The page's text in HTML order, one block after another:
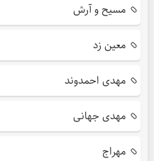
مسیح و آرش
معین زد
مهدی احمدوند
مهدی جهانی
مهراج